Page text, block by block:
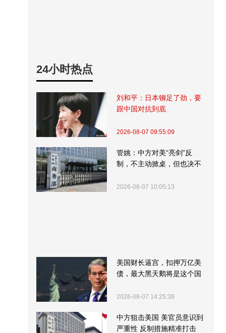
24小时热点
刘和平：日本铆足了劲，要
跟中国对抗到底
2026-08-07 09:55:09
管姚：中方对美“亮剑”反
制，不主动掀桌，但也决不
2026-08-07 10:05:13
美国财长逼宫，扣押万亿美
债，最大黑天鹅将是这个国
2026-08-07 14:25:38
中方狙击美国 美官员意识到
严重性 反制措施精准打击